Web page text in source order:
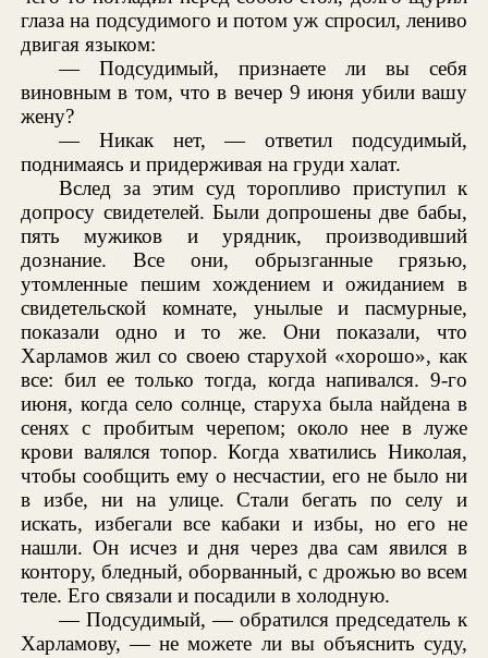
глаза на подсудимого и потом уж спросил, лениво
двигая языком:
— Подсудимый, признаете ли вы себя
виновным в том, что в вечер 9 июня убили вашу
жену?
— Никак нет, — ответил подсудимый,
поднимаясь и придерживая на груди халат.
Вслед за этим суд торопливо приступил к
допросу свидетелей. Были допрошены две бабы,
пять мужиков и урядник, производивший
дознание. Все они, обрызганные грязью,
утомленные пешим хождением и ожиданием в
свидетельской комнате, унылые и пасмурные,
показали одно и то же. Они показали, что
Харламов жил со своею старухой «хорошо», как
все: бил ее только тогда, когда напивался. 9-го
июня, когда село солнце, старуха была найдена в
сенях с пробитым черепом; около нее в луже
крови валялся топор. Когда хватились Николая,
чтобы сообщить ему о несчастии, его не было ни
в избе, ни на улице. Стали бегать по селу и
искать, избегали все кабаки и избы, но его не
нашли. Он исчез и дня через два сам явился в
контору, бледный, оборванный, с дрожью во всем
теле. Его связали и посадили в холодную.
— Подсудимый, — обратился председатель к
Харламову, — не можете ли вы объяснить суду,